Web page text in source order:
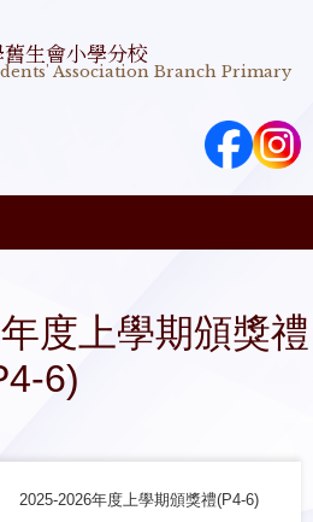
生會小學分校
Association Branch Primary
度上學期頒獎禮
6)
2025-2026年度上學期頒獎禮(P4-6)